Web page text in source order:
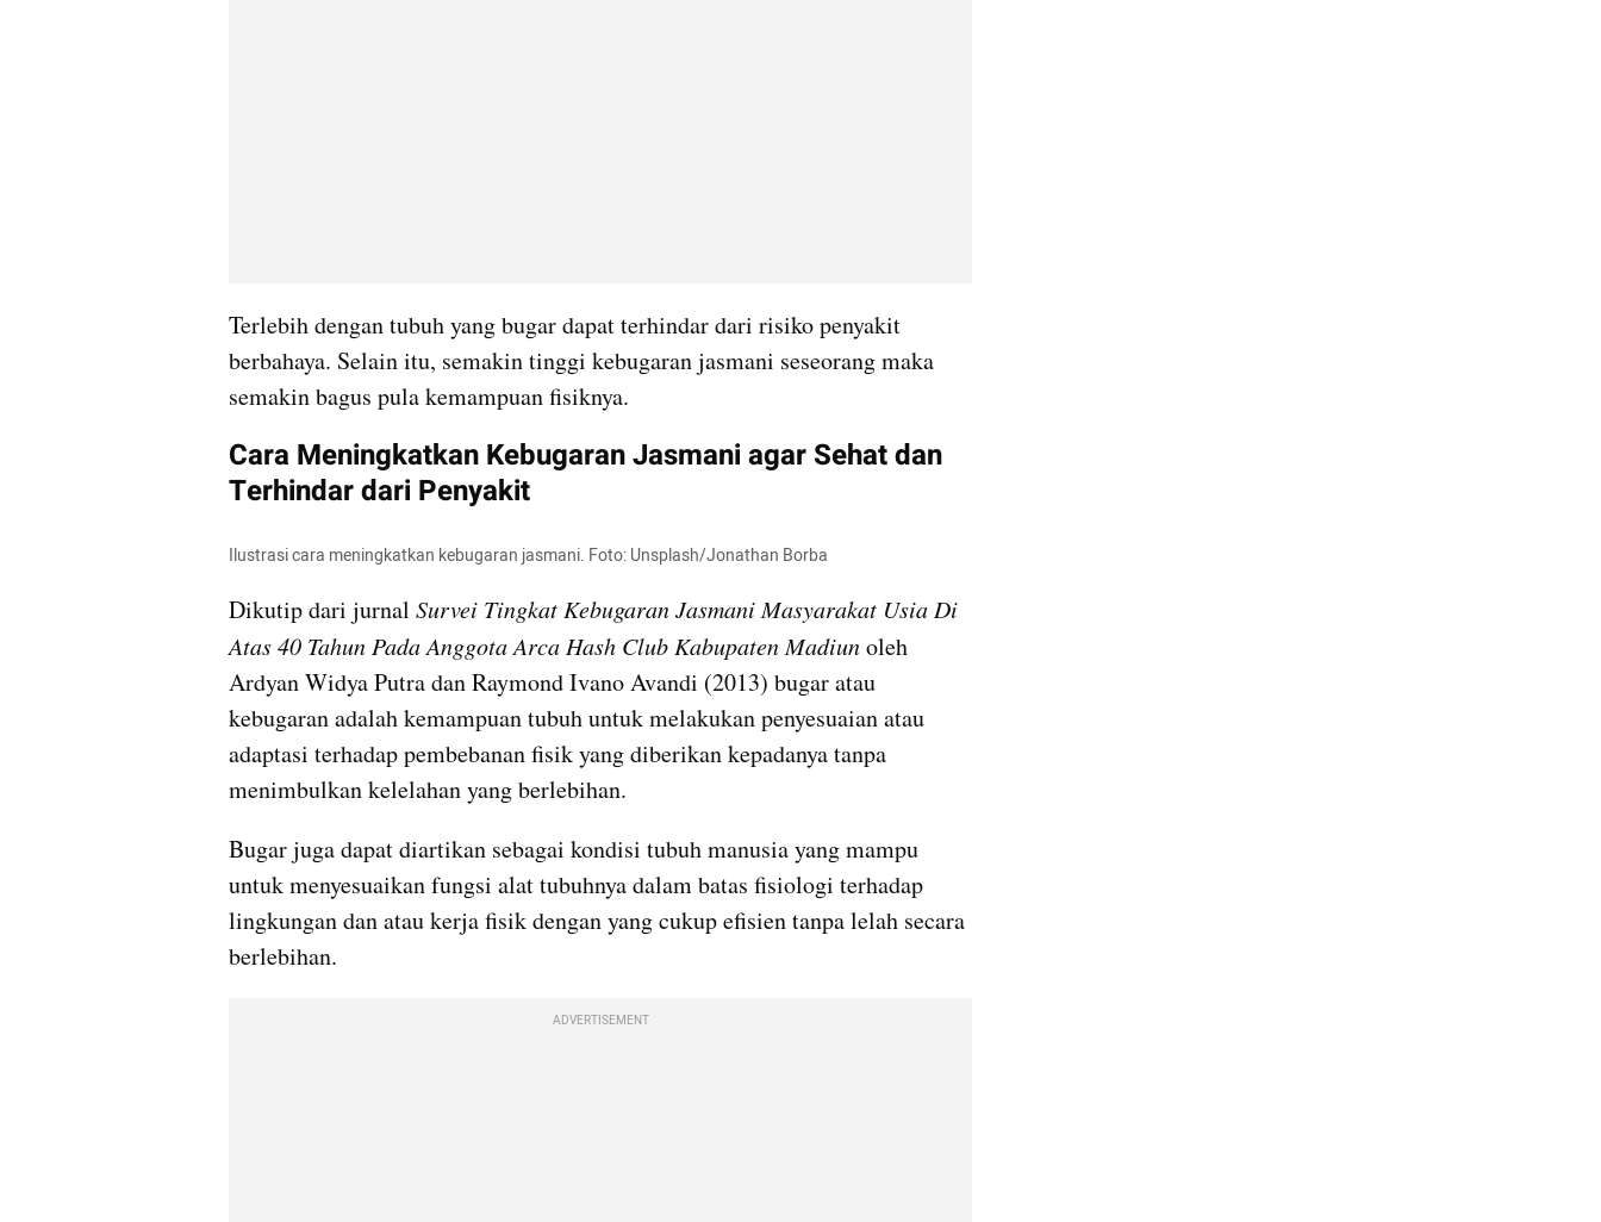
Terlebih dengan tubuh yang bugar dapat terhindar dari risiko penyakit
berbahaya. Selain itu, semakin tinggi kebugaran jasmani seseorang maka
semakin bagus pula kemampuan fisiknya.
Cara Meningkatkan Kebugaran Jasmani agar Sehat dan
Terhindar dari Penyakit
Ilustrasi cara meningkatkan kebugaran jasmani. Foto: Unsplash/Jonathan Borba
Dikutip dari jurnal Survei Tingkat Kebugaran Jasmani Masyarakat Usia Di
Atas 40 Tahun Pada Anggota Arca Hash Club Kabupaten Madiun oleh
Ardyan Widya Putra dan Raymond Ivano Avandi (2013) bugar atau
kebugaran adalah kemampuan tubuh untuk melakukan penyesuaian atau
adaptasi terhadap pembebanan fisik yang diberikan kepadanya tanpa
menimbulkan kelelahan yang berlebihan.
Bugar juga dapat diartikan sebagai kondisi tubuh manusia yang mampu
untuk menyesuaikan fungsi alat tubuhnya dalam batas fisiologi terhadap
lingkungan dan atau kerja fisik dengan yang cukup efisien tanpa lelah secara
berlebihan.
ADVERTISEMENT